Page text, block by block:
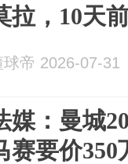
拉，10天
球帝 2026-07-31
媒：曼城
赛要价350